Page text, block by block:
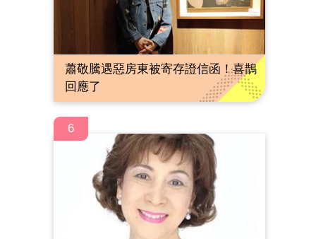
蕭敬騰遇惡房東被寄存證信函！喜鵲
回應了
6